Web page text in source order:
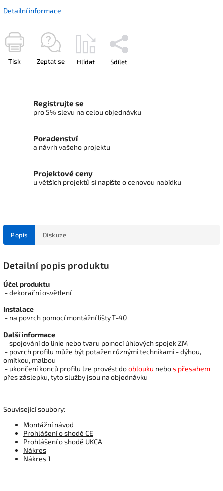
Detailní informace
Tisk Zeptat se Hlídat Sdílet
Registrujte se
pro 5% slevu na celou objednávku
Poradenství
a návrh vašeho projektu
Projektové ceny
u větších projektů si napište o cenovou nabídku
Popis Diskuze
Detailní popis produktu
Účel produktu
- dekorační osvětlení
Instalace
- na povrch pomocí montážní lišty T-40
Další informace
- spojování do linie nebo tvaru pomocí úhlových spojek ZM
- povrch profilu může být potažen různými technikami - dýhou,
omítkou, malbou
- ukončení konců profilu lze provést dooblouku nebos přesahem
přes záslepku, tyto služby jsou na objednávku
Souvisejicí soubory:
Montážní návod
Prohlášení o shodě CE
Prohlášení o shodě UKCA
Nákres
Nákres 1